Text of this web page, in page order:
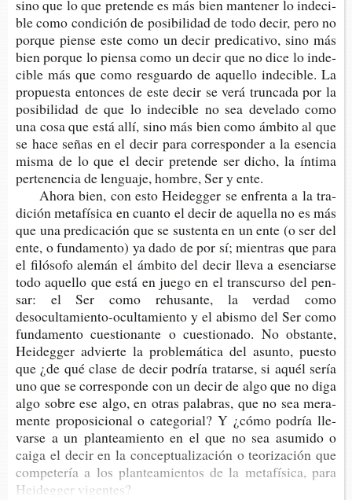
sino que lo que pre­ten­de es más bien man­te­ner lo inde­ci­
ble como con­di­ción de posi­bi­li­dad de todo decir, pero no
por­que pien­se este como un decir pre­di­ca­ti­vo, sino más
bien por­que lo pien­sa como un decir que no dice lo inde­
ci­ble más que como res­guar­do de aque­llo inde­ci­ble. La
pro­pues­ta enton­ces de este decir se verá trun­ca­da por la
posi­bi­li­dad de que lo inde­ci­ble no sea deve­la­do como
una cosa que está allí, sino más bien como ámbi­to al que
se hace señas en el decir para corres­pon­der a la esen­cia
misma de lo que el decir pre­ten­de ser dicho, la ínti­ma
per­te­nen­cia de len­gua­je, hom­bre, Ser y ente.
Ahora bien, con esto Hei­deg­ger se enfren­ta a la tra­
di­ción meta­fí­si­ca en cuan­to el decir de aque­lla no es más
que una pre­di­ca­ción que se sus­ten­ta en un ente (o ser del
ente, o fun­da­men­to) ya dado de por sí; mien­tras que para
el filó­so­fo ale­mán el ámbi­to del decir lleva a esen­ciar­se
todo aque­llo que está en juego en el trans­cur­so del pen­
sar: el Ser como rehu­san­te, la ver­dad como
desocultamiento-​ocultamiento y el abis­mo del Ser como
fun­da­men­to cues­tio­nan­te o cues­tio­na­do. No obs­tan­te,
Hei­deg­ger advier­te la pro­ble­má­ti­ca del asun­to, pues­to
que ¿de qué clase de decir podría tra­tar­se, si aquél sería
uno que se corres­pon­de con un decir de algo que no diga
algo sobre ese algo, en otras pala­bras, que no sea mera­
men­te pro­po­si­cio­nal o cate­go­rial? Y ¿cómo podría lle­
var­se a un plan­tea­mien­to en el que no sea asu­mi­do o
caiga el decir en la con­cep­tua­li­za­ción o teo­ri­za­ción que
com­pe­te­ría a los plan­tea­mien­tos de la meta­fí­si­ca, para
Hei­deg­ger vigentes?